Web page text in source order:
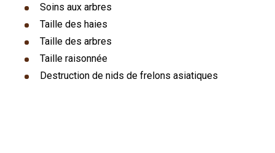
Soins aux arbres
Taille des haies
Taille des arbres
Taille raisonnée
Destruction de nids de frelons asiatiques